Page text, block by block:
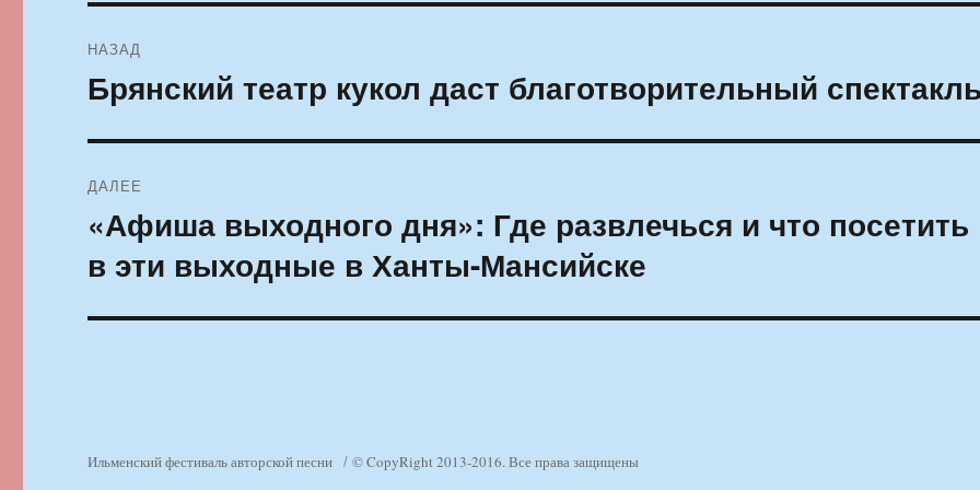
по
НАЗАД
Предыдущая
запись:
Брянский театр кукол даст благотворительный
ДАЛЕЕ
Следующая
запись:
«Афиша выходного дня»: Где развлечься и что посетить
в эти выходные в Ханты-Мансийске
Ильменский фестиваль авторской песни © CopyRight 2013-2016. Все права защищены